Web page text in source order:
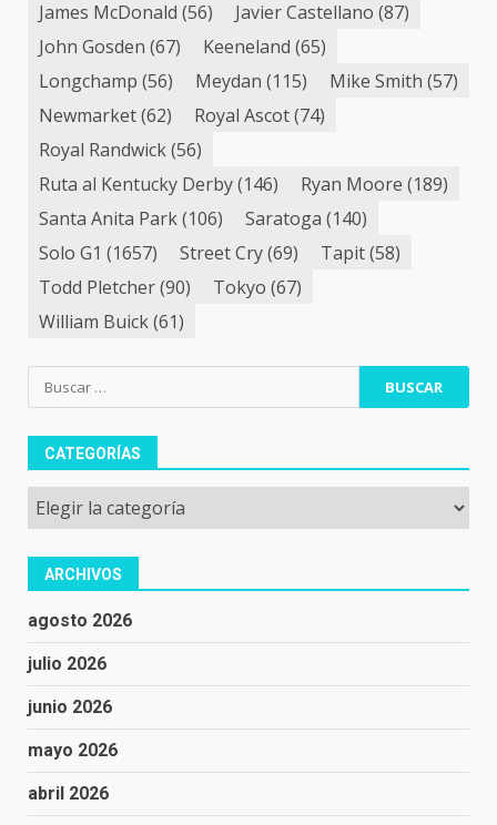
James McDonald (56) Javier Castellano (87)
John Gosden (67) Keeneland (65)
Longchamp (56) Meydan (115) Mike Smith (57)
Newmarket(62) Royal Ascot(74)
Royal Randwick(56)
Ruta al Kentucky Derby(146) Ryan Moore (189)
Santa Anita Park(106) Saratoga (140)
Solo G1 (1657) Street Cry(69) Tapit(58)
Todd Pletcher(90) Tokyo (67)
William Buick(61)
Buscar:
CATEGORÍAS
Categorías
ARCHIVOS
agosto 2026
julio 2026
junio 2026
mayo 2026
abril 2026